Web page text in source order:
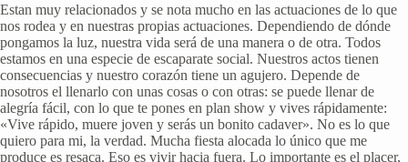
Estan muy relacionados y se nota mucho en las actuaciones de lo que
nos rodea y en nuestras propias actuaciones. Dependiendo de dónde
pongamos la luz, nuestra vida será de una manera o de otra. Todos
estamos en una especie de escaparate social. Nuestros actos tienen
consecuencias y nuestro corazón tiene un agujero. Depende de
nosotros el llenarlo con unas cosas o con otras: se puede llenar de
alegría fácil, con lo que te pones en plan show y vives rápidamente:
«Vive rápido, muere joven y serás un bonito cadaver». No es lo que
quiero para mi, la verdad. Mucha fiesta alocada lo único que me
produce es resaca. Eso es vivir hacia fuera. Lo importante es el placer,